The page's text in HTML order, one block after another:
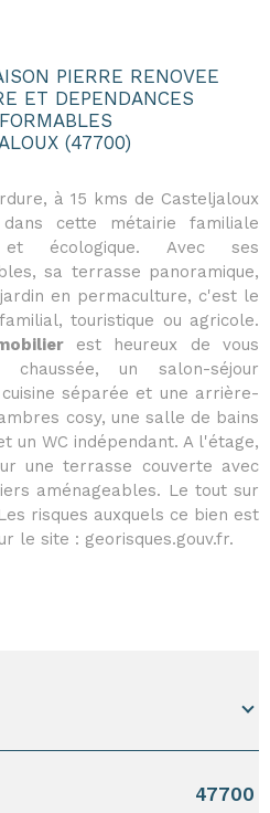
PIERRE RENOVEE
ET DEPENDANCES
(47700)
à 15 kms de Casteljaloux
cette métairie familiale
et écologique. Avec ses
sa terrasse panoramique,
en permaculture, c'est le
touristique ou agricole.
est heureux de vous
un salon-séjour
séparée et une arrière-
cosy, une salle de bains
un WC indépendant. A l'étage,
une terrasse couverte avec
aménageables. Le tout sur
risques auxquels ce bien est
le site : georisques.gouv.fr.
47700